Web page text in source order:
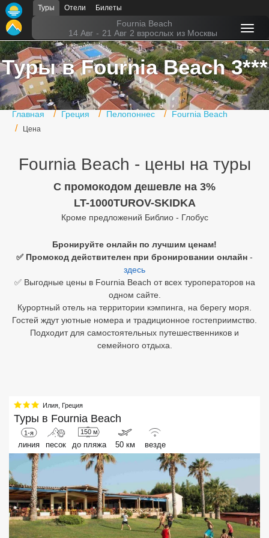
Туры Отели Билеты
Fournia Beach
14 Авг - 21 Авг 2 взрослых из Москвы
Туры в Fournia Beach 3***
Главная Греция Пелопоннес Fournia Beach
Цена
Fournia Beach - цены на туры
C промокодом дешевле на 3%
LT-1000TUROV-SKIDKA
Кроме предложений Библио - Глобус
Бронируйте онлайн по лучшим ценам!
✅ Промокод действителен при бронировании онлайн -
здесь
✅ Выгодные цены в Fournia Beach от всех туроператоров на
одном сайте.
Курортный отель на территории кэмпинга, на берегу моря.
Гостей ждут уютные номера и традиционное гостеприимство.
Подходит для самостоятельных путешественников и
семейного отдыха.
Илия, Греция
Туры в Fournia Beach
1-я
линия песок
150 м
до пляжа 50 км везде
Главная
Горящие туры
Туры в Турцию
Туры в Египет
Помощь
Подборки отелей
Куба
Шри Ланка
Хайнань
Северный Гоа
Южный Гоа
Занзибар
Абхазия
Большой Сочи